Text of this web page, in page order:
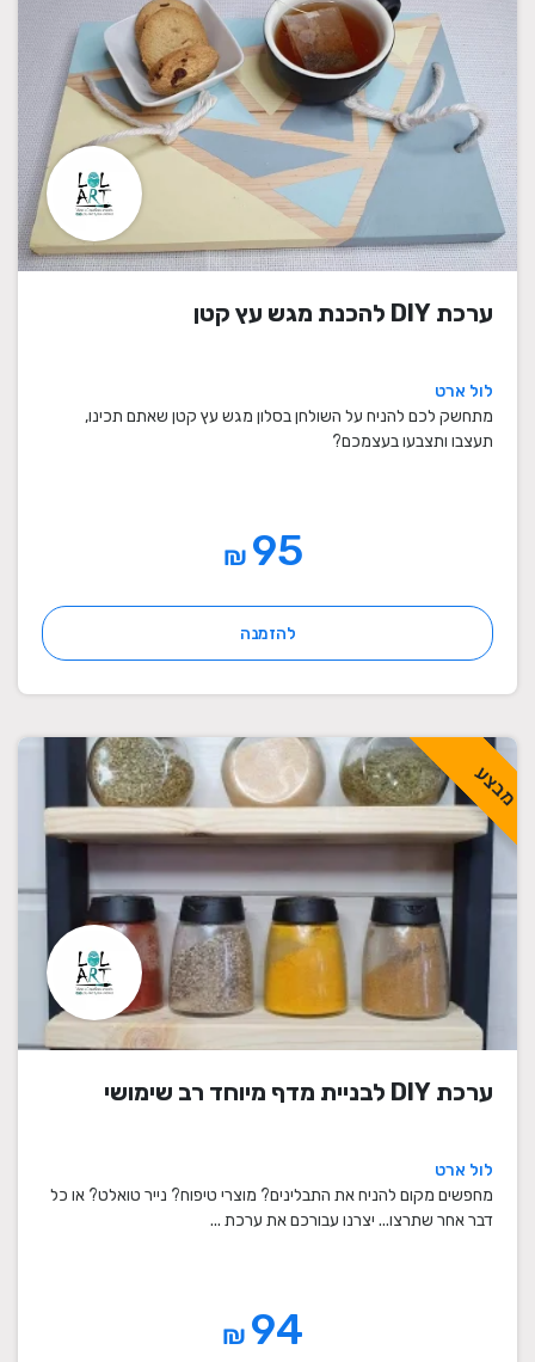
ערכת DIY להכנת מגש עץ קטן
לול ארט
מתחשק לכם להניח על השולחן בסלון מגש עץ קטן שאתם תכינו,
תעצבו ותצבעו בעצמכם?
₪
להזמנה
מבצע
ערכת DIY לבניית מדף מיוחד רב שימושי
לול ארט
מחפשים מקום להניח את התבלינים? מוצרי טיפוח? נייר טואלט? או כל
דבר אחר שתרצו... יצרנו עבורכם את ערכת ...
₪